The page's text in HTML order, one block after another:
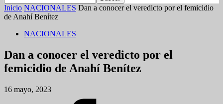
Inicio NACIONALES Dan a conocer el veredicto por el femicidio
de Anahí Benítez
NACIONALES
Dan a conocer el veredicto por el
femicidio de Anahí Benítez
16 mayo, 2023